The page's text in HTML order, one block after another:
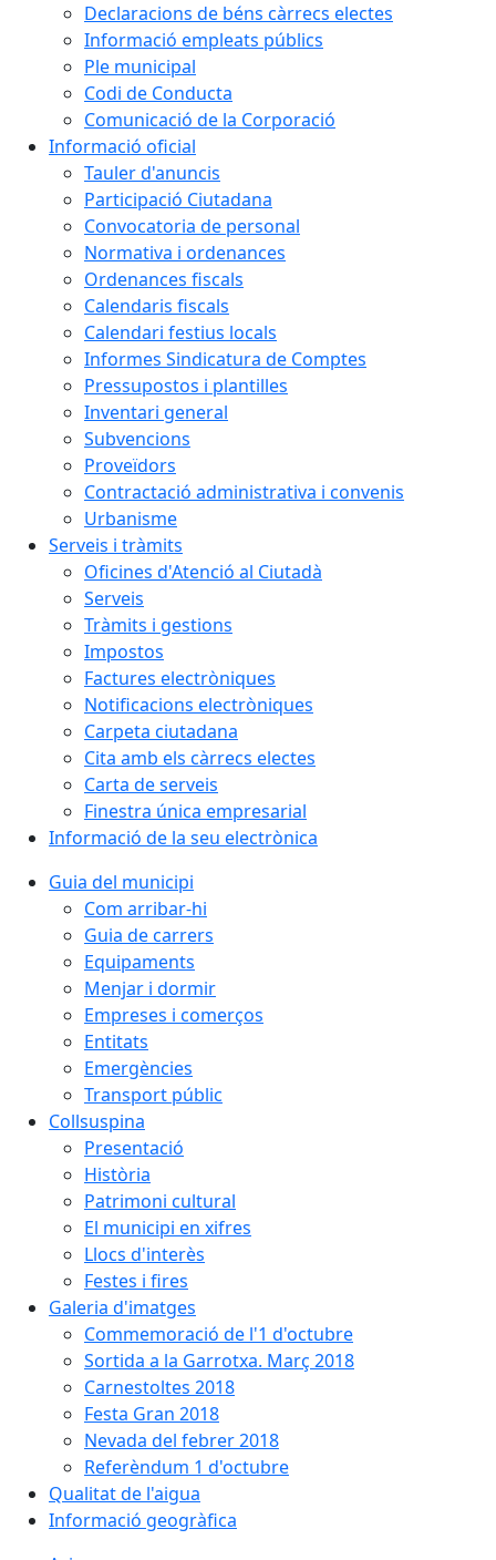
Declaracions de béns càrrecs electes
Informació empleats públics
Ple municipal
Codi de Conducta
Comunicació de la Corporació
Informació oficial
Tauler d'anuncis
Participació Ciutadana
Convocatoria de personal
Normativa i ordenances
Ordenances fiscals
Calendaris fiscals
Calendari festius locals
Informes Sindicatura de Comptes
Pressupostos i plantilles
Inventari general
Subvencions
Proveïdors
Contractació administrativa i convenis
Urbanisme
Serveis i tràmits
Oficines d'Atenció al Ciutadà
Serveis
Tràmits i gestions
Impostos
Factures electròniques
Notificacions electròniques
Carpeta ciutadana
Cita amb els càrrecs electes
Carta de serveis
Finestra única empresarial
Informació de la seu electrònica
Guia del municipi
Com arribar-hi
Guia de carrers
Equipaments
Menjar i dormir
Empreses i comerços
Entitats
Emergències
Transport públic
Collsuspina
Presentació
Història
Patrimoni cultural
El municipi en xifres
Llocs d'interès
Festes i fires
Galeria d'imatges
Commemoració de l'1 d'octubre
Sortida a la Garrotxa. Març 2018
Carnestoltes 2018
Festa Gran 2018
Nevada del febrer 2018
Referèndum 1 d'octubre
Qualitat de l'aigua
Informació geogràfica